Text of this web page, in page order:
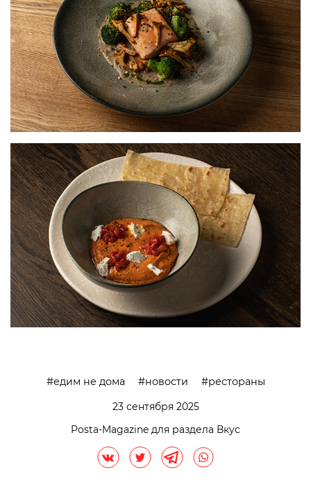
едим не дома новости
рестораны
23 сентября 2025
Posta-Magazine для раздела Вкус